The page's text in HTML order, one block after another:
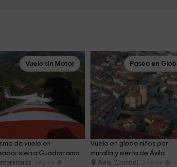
Vuelo sin Motor
de vuelo en
sierra Guadarrama
19.2 km
Paseo en
Vuelo en globo niños por
muralla y sierra de Ávila
Ávila (Ciudad) 27.6 km